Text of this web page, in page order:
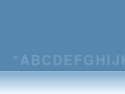
*ABCDEFG HIJ